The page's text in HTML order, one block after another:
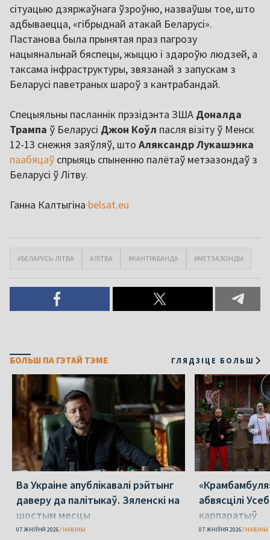
сітуацыю дзяржаўнага ўзроўню, назваўшы тое, што
адбываецца, «гібрыднай атакай Беларусі».
Пастанова была прынятая праз пагрозу
нацыянальнай бяспецы, жыццю і здароўю людзей, а
таксама інфраструктуры, звязанай з запускам з
Беларусі паветраных шароў з кантрабандай.
Спецыяльны пасланнік прэзідэнта ЗША Доналда
Трампа ў Беларусі Джон Коўл пасля візіту ў Менск
12-13 снежня заяўляў, што Аляксандр Лукашэнка
паабяцаў спрыяць спыненню палётаў метэазондаў з
Беларусі ў Літву.
Ганна Калтыгіна belsat.eu
#БЕЛАРУСЬ-ЛІТВА #ЛІТВА #КАНТРАБАНДА #МЕТЭАЗОНДЫ
БОЛЬШ ПА ГЭТАЙ ТЭМЕ ГЛЯДЗІЦЕ БОЛЬШ
Ва Украіне апублікавалі рэйтынг
даверу да палітыкаў. Зяленскі на
шостым месцы
07 ЖНІЎНЯ 2026 НАВІНЫ
абвясцілі
карпаратыў
07 ЖНІЎНЯ 2026 НАВІНЫ